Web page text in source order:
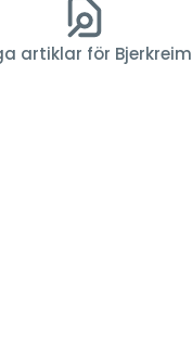
artiklar för Bjerkreim